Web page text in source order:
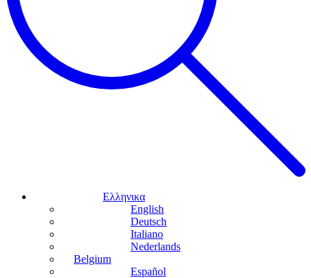
Ελληνικα
English
Deutsch
Italiano
Nederlands
Belgium
Español